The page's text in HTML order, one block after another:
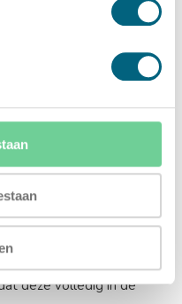
in de winkel langs te
inbouwen van een
in uw ruimte
van uw
aantal andere
vloerkluis is heel
waardoor deze bijna
deze volledig in de